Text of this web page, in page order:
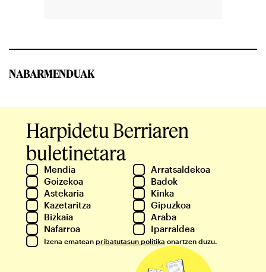
NABARMENDUAK
Harpidetu Berriaren
buletinetara
Mendia
Arratsaldekoa
Goizekoa
Badok
Astekaria
Kinka
Kazetaritza
Gipuzkoa
Bizkaia
Araba
Nafarroa
Iparraldea
Izena ematean pribatutasun politika onartzen duzu.